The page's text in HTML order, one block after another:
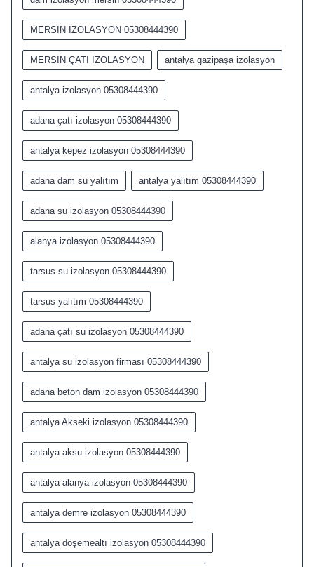
MERSİN İZOLASYON 05308444390
MERSİN ÇATI İZOLASYON antalya gazipaşa izolasyon
antalya izolasyon 05308444390
adana çatı izolasyon 05308444390
antalya kepez izolasyon 05308444390
adana dam su yalıtım antalya yalıtım 05308444390
adana su izolasyon 05308444390
alanya izolasyon 05308444390
tarsus su izolasyon 05308444390
tarsus yalıtım 05308444390
adana çatı su izolasyon 05308444390
antalya su izolasyon firması 05308444390
adana beton dam izolasyon 05308444390
antalya Akseki izolasyon 05308444390
antalya aksu izolasyon 05308444390
antalya alanya izolasyon 05308444390
antalya demre izolasyon 05308444390
antalya döşemealtı izolasyon 05308444390